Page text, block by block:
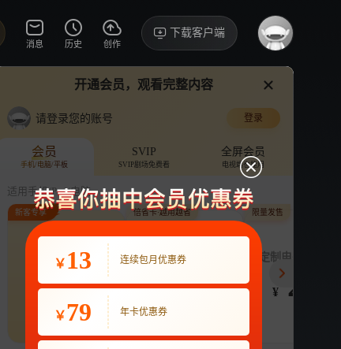
消息 历史 创作
下载客户端
讨论·22
为爱闪耀的她
综艺
6.3万分享
开通会员，观看完整内容
请登录您的账号 登录
会员
手机/电脑/平板
SVIP
SVIP剧场免费看
全屏会员
电视端也能用
适用手机/Pad/电脑
连续包月
¥ 22
22
新客专享
月付最低至
¥ 3.9
倍省卡·越用越省
定制电子吧唧年
¥ 248
限量发售
￥ 13 连续包月优惠券
￥79 年卡优惠券